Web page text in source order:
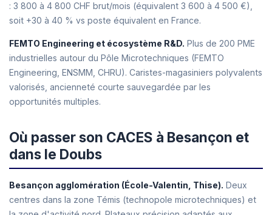
: 3 800 à 4 800 CHF brut/mois (équivalent 3 600 à 4 500 €),
soit +30 à 40 % vs poste équivalent en France.
FEMTO Engineering et écosystème R&D. Plus de 200 PME
industrielles autour du Pôle Microtechniques (FEMTO
Engineering, ENSMM, CHRU). Caristes-magasiniers polyvalents
valorisés, ancienneté courte sauvegardée par les
opportunités multiples.
Où passer son CACES à Besançon et
dans le Doubs
Besançon agglomération (École-Valentin, Thise). Deux
centres dans la zone Témis (technopole microtechniques) et